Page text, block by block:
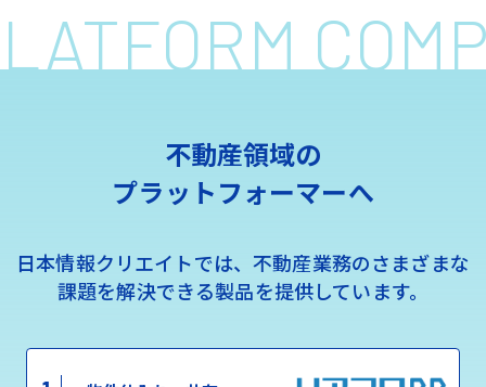
不動産領域の
プラットフォーマーへ
日本情報クリエイトでは、不動産業務のさまざまな
課題を解決できる製品を提供しています。